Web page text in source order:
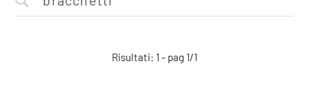
Risultati: 1 - pag 1/1